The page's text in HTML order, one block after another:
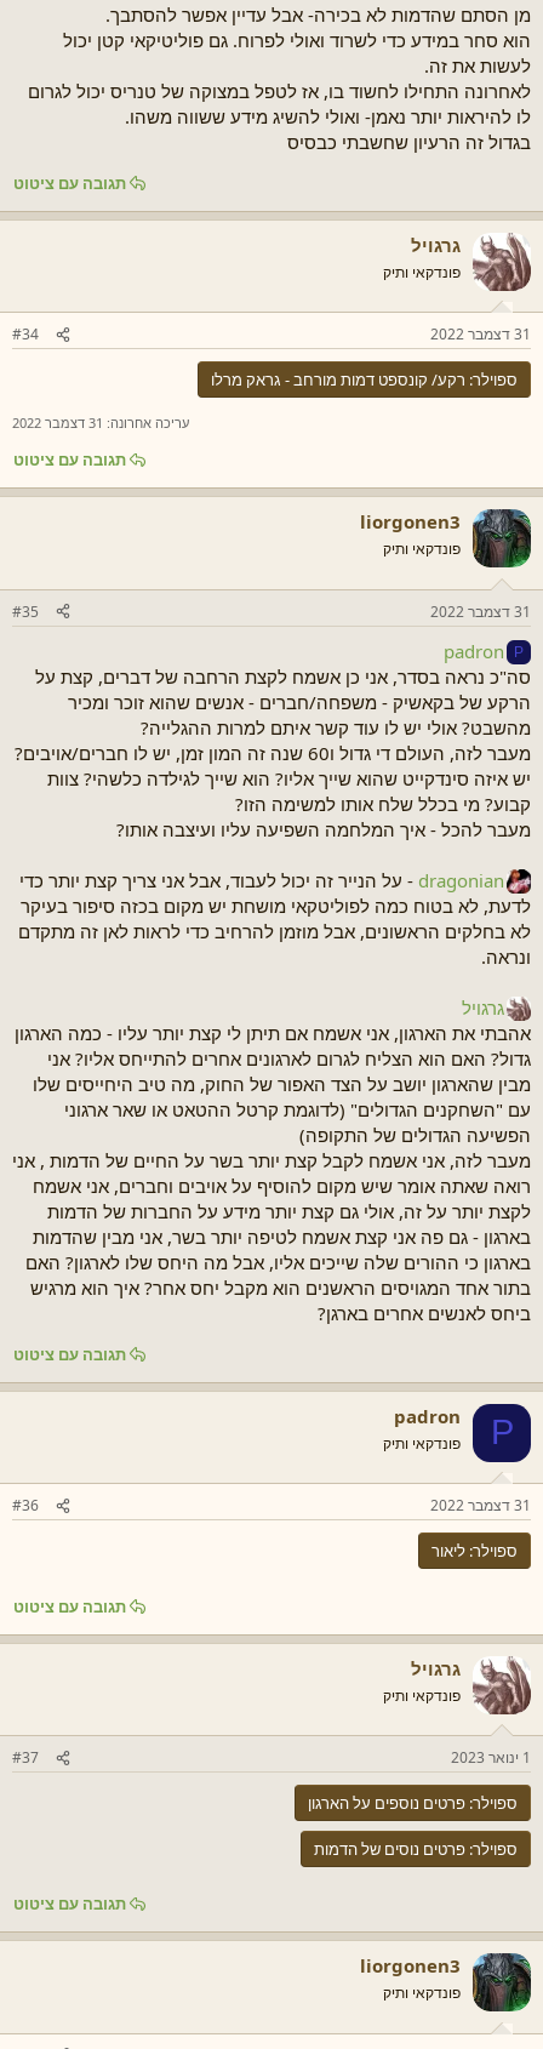
מן הסתם שהדמות לא בכירה- אבל עדיין אפשר להסתבך.
הוא סחר במידע כדי לשרוד ואולי לפרוח. גם פוליטיקאי קטן יכול
לעשות את זה.
לאחרונה התחילו לחשוד בו, אז לטפל במצוקה של טנריס יכול לגרום
לו להיראות יותר נאמן- ואולי להשיג מידע ששווה משהו.
בגדול זה הרעיון שחשבתי כבסיס
תגובה עם ציטוט
גרגויל
פונדקאי ותיק
31 דצמבר 2022 #34
ספוילר: רקע/ קונספט דמות מורחב - גראק מרלו
עריכה אחרונה: 31 דצמבר 2022
תגובה עם ציטוט
liorgonen3
פונדקאי ותיק
31 דצמבר 2022 #35
P
padron
סה"כ נראה בסדר, אני כן אשמח לקצת הרחבה של דברים, קצת על
הרקע של בקאשיק - משפחה/חברים - אנשים שהוא זוכר ומכיר
מהשבט? אולי יש לו עוד קשר איתם למרות ההגלייה?
מעבר לזה, העולם די גדול ו60 שנה זה המון זמן, יש לו חברים/אויבים?
יש איזה סינדקייט שהוא שייך אליו? הוא שייך לגילדה כלשהי? צוות
קבוע? מי בכלל שלח אותו למשימה הזו?
מעבר להכל - איך המלחמה השפיעה עליו ועיצבה אותו?
dragonian - על הנייר זה יכול לעבוד, אבל אני צריך קצת יותר כדי
לדעת, לא בטוח כמה לפוליטקאי מושחת יש מקום בכזה סיפור בעיקר
לא בחלקים הראשונים, אבל מוזמן להרחיב כדי לראות לאן זה מתקדם
ונראה.
גרגויל
אהבתי את הארגון, אני אשמח אם תיתן לי קצת יותר עליו - כמה הארגון
גדול? האם הוא הצליח לגרום לארגונים אחרים להתייחס אליו? אני
מבין שהארגון יושב על הצד האפור של החוק, מה טיב היחייסים שלו
עם "השחקנים הגדולים" (לדוגמת קרטל ההטאט או שאר ארגוני
הפשיעה הגדולים של התקופה)
מעבר לזה, אני אשמח לקבל קצת יותר בשר על החיים של הדמות , אני
רואה שאתה אומר שיש מקום להוסיף על אויבים וחברים, אני אשמח
לקצת יותר על זה, אולי גם קצת יותר מידע על החברות של הדמות
בארגון - גם פה אני קצת אשמח לטיפה יותר בשר, אני מבין שהדמות
בארגון כי ההורים שלה שייכים אליו, אבל מה היחס שלו לארגון? האם
בתור אחד המגויסים הראשנים הוא מקבל יחס אחר? איך הוא מרגיש
ביחס לאנשים אחרים בארגן?
תגובה עם ציטוט
P
padron
פונדקאי ותיק
31 דצמבר 2022 #36
ספוילר: ליאור
תגובה עם ציטוט
גרגויל
פונדקאי ותיק
1 ינואר 2023 #37
ספוילר: פרטים נוספים על הארגון
ספוילר: פרטים נוסים של הדמות
תגובה עם ציטוט
liorgonen3
פונדקאי ותיק